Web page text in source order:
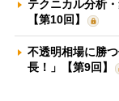
テクニカル分析
【第10回】
不透明相場に勝
長！」【第9回】